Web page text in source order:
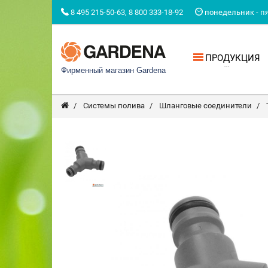
8 495 215-50-63, 8 800 333-18-92 понедельник -
Фирменный магазин Gardena
ПРОДУКЦИЯ
Системы полива Шланговые соединители